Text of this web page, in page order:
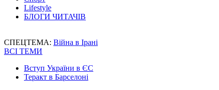
Lifestyle
БЛОГИ ЧИТАЧІВ
СПЕЦТЕМА: Війна в Ірані
ВСІ ТЕМИ
Вступ України в ЄС
Теракт в Барселоні